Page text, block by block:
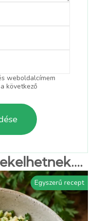
weboldalcímem
következő
Egyszerű recept